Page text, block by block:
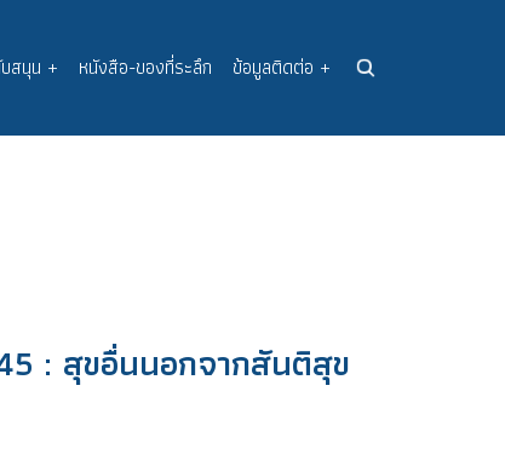
สนุน + หนังสือ-ของที่ระลึก ข้อมูลติดต่อ +
: สุขอื่นนอกจากสันติสุข